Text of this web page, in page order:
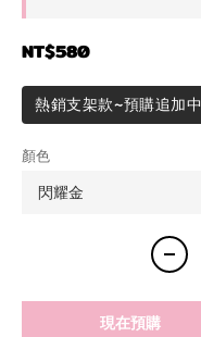
NT$580
熱銷支架款~預購追加中
顏色
現在預購